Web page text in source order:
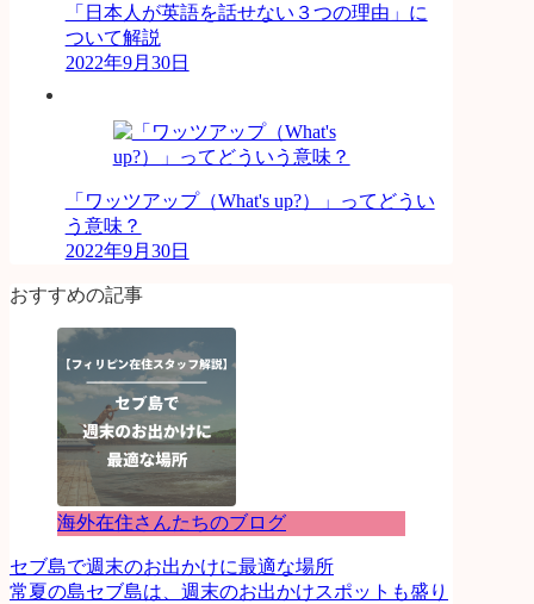
「日本人が英語を話せない３つの理由」に
ついて解説
2022年9月30日
「ワッツアップ（What's up?）」ってどうい
う意味？
2022年9月30日
おすすめの記事
海外在住さんたちのブログ
セブ島で週末のお出かけに最適な場所
常夏の島セブ島は、週末のお出かけスポットも盛り